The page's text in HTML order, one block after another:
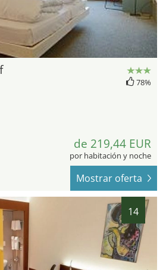
78%
de 219,44 EUR
por habitación y noche
Mostrar oferta
14